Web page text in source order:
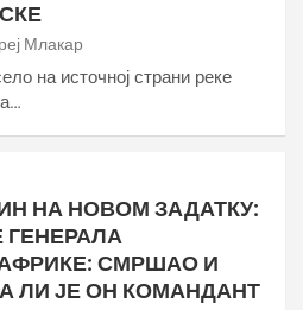
Млакар
на источној страни реке
НА НОВОМ ЗАДАТКУ:
ГЕНЕРАЛА
СМРШАО И
ЛИ ЈЕ ОН КОМАНДАНТ